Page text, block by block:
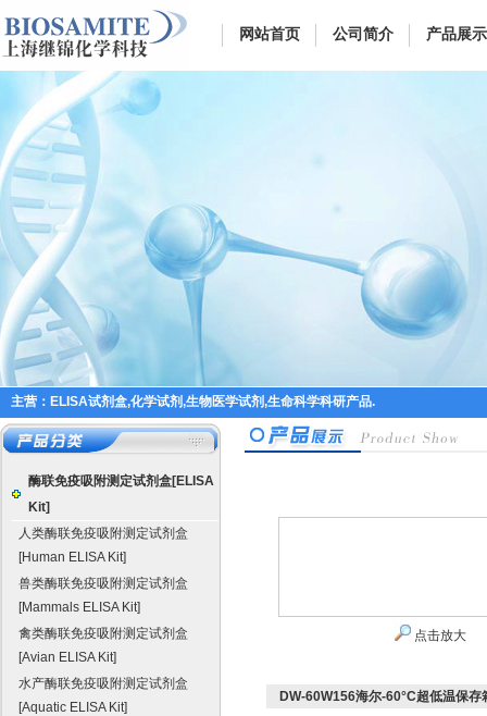
网站首页 公司简介 产品展示
主营：ELISA试剂盒,化学试剂,生物医学试剂,生命科学科研产品.
酶联免疫吸附测定试剂盒[ELISA
Kit]
人类酶联免疫吸附测定试剂盒
[Human ELISA Kit]
兽类酶联免疫吸附测定试剂盒
[Mammals ELISA Kit]
禽类酶联免疫吸附测定试剂盒
[Avian ELISA Kit]
水产酶联免疫吸附测定试剂盒
[Aquatic ELISA Kit]
点击放大
DW-60W156海尔-60°C超低温保存